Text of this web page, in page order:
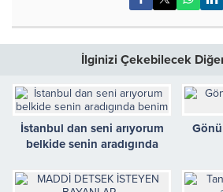
İlginizi Çekebilecek
İstanbul dan seni arıyorum
belkide senin aradıgında